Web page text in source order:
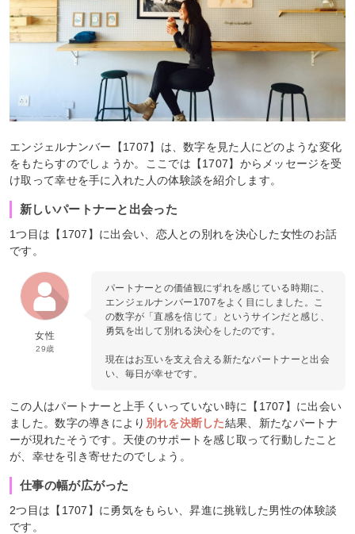
エンジェルナンバー【1707】は、数字を見た人にどのような変化
をもたらすのでしょうか。ここでは【1707】からメッセージを受
け取って幸せを手に入れた人の体験談を紹介します。
新しいパートナーと出会った
1つ目は【1707】に出会い、恋人との別れを決心した女性のお話
です。
女性
29歳
パートナーとの価値観にずれを感じている時期に、
エンジェルナンバー1707をよく目にしました。こ
の数字が「直感を信じて」というサインだと感じ、
勇気を出して別れる決心をしたのです。
現在はお互いを支え合える新たなパートナーと出会
い、毎日が幸せです。
この人はパートナーと上手くいっていない時に【1707】に出会い
ました。数字の導きにより 別れを決断した結果、新たなパートナ
ーが現れたそうです。天使のサポートを感じ取って行動したこと
が、幸せを引き寄せたのでしょう。
仕事の幅が広がった
2つ目は【1707】に勇気をもらい、昇進に挑戦した男性の体験談
です。